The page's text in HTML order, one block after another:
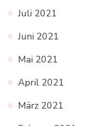
Juli 2021
Juni 2021
Mai 2021
April 2021
März 2021